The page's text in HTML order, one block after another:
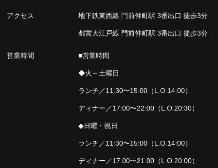
アクセス 地下鉄東西線 門前仲町駅 3番出口 徒歩3分
都営大江戸線 門前仲町駅 3番出口 徒歩3分
営業時間 ■営業時間
◆火～土曜日
ランチ／11:30〜15:00（L.O.14:00）
ディナー／17:00〜22:00（L.O.20:30）
◆日曜・祝日
ランチ／11:30〜15:00（L.O.14:00）
ディナー／17:00〜21:00（L.O.20:00）